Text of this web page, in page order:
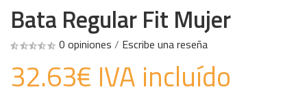
Bata Regular Fit Mujer
0 opiniones / Escribe una reseña
32.63€ IVA incluído